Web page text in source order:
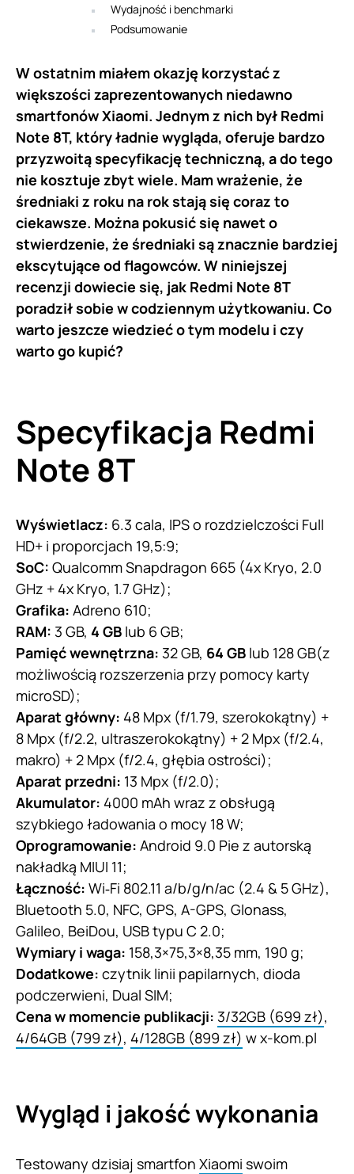
Wydajność i benchmarki
Podsumowanie
W ostatnim miałem okazję korzystać z
większości zaprezentowanych niedawno
smartfonów Xiaomi. Jednym z nich był Redmi
Note 8T, który ładnie wygląda, oferuje bardzo
przyzwoitą specyfikację techniczną, a do tego
nie kosztuje zbyt wiele. Mam wrażenie, że
średniaki z roku na rok stają się coraz to
ciekawsze. Można pokusić się nawet o
stwierdzenie, że średniaki są znacznie bardziej
ekscytujące od flagowców. W niniejszej
recenzji dowiecie się, jak Redmi Note 8T
poradził sobie w codziennym użytkowaniu. Co
warto jeszcze wiedzieć o tym modelu i czy
warto go kupić?
Specyfikacja Redmi
Note 8T
Wyświetlacz: 6.3 cala, IPS o rozdzielczości Full
HD+ i proporcjach 19,5:9;
SoC: Qualcomm Snapdragon 665 (4x Kryo, 2.0
GHz + 4x Kryo, 1.7 GHz);
Grafika: Adreno 610;
RAM: 3 GB, 4 GB lub 6 GB;
Pamięć wewnętrzna: 32 GB, 64 GB lub 128 GB(z
możliwością rozszerzenia przy pomocy karty
microSD);
Aparat główny: 48 Mpx (f/1.79, szerokokątny) +
8 Mpx (f/2.2, ultraszerokokątny) + 2 Mpx (f/2.4,
makro) + 2 Mpx (f/2.4, głębia ostrości);
Aparat przedni: 13 Mpx (f/2.0);
Akumulator: 4000 mAh wraz z obsługą
szybkiego ładowania o mocy 18 W;
Oprogramowanie: Android 9.0 Pie z autorską
nakładką MIUI 11;
Łączność: Wi‑Fi 802.11 a/b/g/n/ac (2.4 & 5 GHz),
Bluetooth 5.0, NFC, GPS, A-GPS, Glonass,
Galileo, BeiDou, USB typu C 2.0;
Wymiary i waga: 158,3×75,3×8,35 mm, 190 g;
Dodatkowe: czytnik linii papilarnych, dioda
podczerwieni, Dual SIM;
Cena w momencie publikacji: 3/32GB (699 zł),
4/64GB (799 zł), 4/128GB (899 zł) w x-kom.pl
Wygląd i jakość wykonania
Testowany dzisiaj smartfon Xiaomi swoim